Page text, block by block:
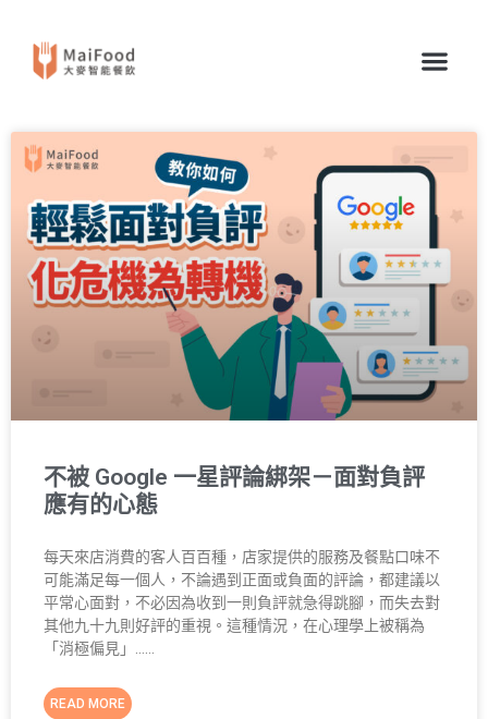
不被 Google 一星評論綁架－面對負評
應有的心態
每天來店消費的客人百百種，店家提供的服務及餐點口味不
可能滿足每一個人，不論遇到正面或負面的評論，都建議以
平常心面對，不必因為收到一則負評就急得跳腳，而失去對
其他九十九則好評的重視。這種情況，在心理學上被稱為
「消極偏見」……
READ MORE